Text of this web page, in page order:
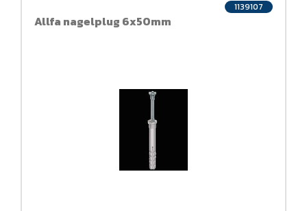
Allfa nagelplug 6x50mm
1139107